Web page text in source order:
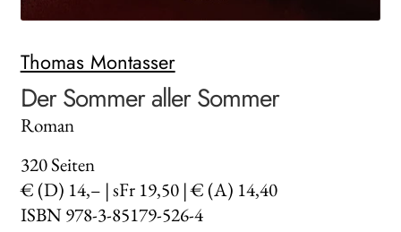
Thomas Montasser
Der Sommer aller Sommer
Roman
320Seiten
€ (D) 14,– | sFr 19,50 | € (A) 14,40
ISBN 978-3-85179-526-4